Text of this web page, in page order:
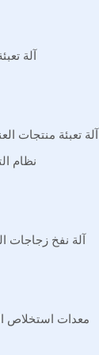
آلة
آلة تعبئة منتجات
نظام
آلة نفخ زجاجات
معدات استخلاص